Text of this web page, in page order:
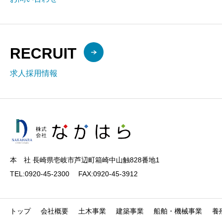
RECRUIT
求人採用情報
本 社 長崎県壱岐市芦辺町箱崎中山触828番地1
TEL:0920-45-2300 FAX:0920-45-3912
トップ 会社概要 土木事業 建築事業 船舶・機械事業 養